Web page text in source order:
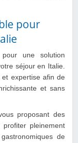
pour
une solution
séjour en Italie.
expertise afin de
et sans
proposant des
pleinement
de